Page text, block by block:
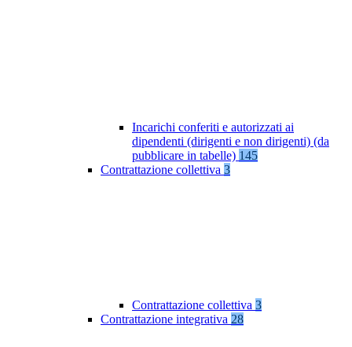
Incarichi conferiti e autorizzati ai
dipendenti (dirigenti e non dirigenti) (da
pubblicare in tabelle) 145
Contrattazione collettiva 3
Contrattazione collettiva 3
Contrattazione integrativa 28